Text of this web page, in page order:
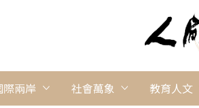
際兩岸 社會萬象 教育人文